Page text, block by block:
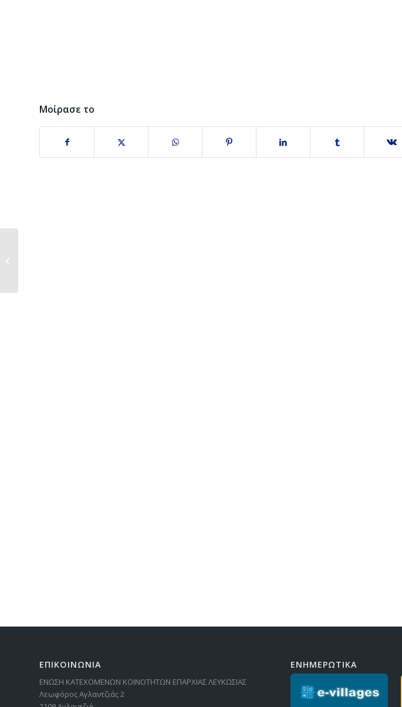
Μοίρασε το
ΕΠΙΚΟΙΝΩΝΙΑ
ΕΝΩΣΗ ΚΑΤΕΧΟΜΕΝΩΝ ΚΟΙΝΟΤΗΤΩΝ ΕΠΑΡΧΙΑΣ ΛΕΥΚΩΣΙΑΣ
Λεωφόρος Αγλαντζιάς 2
ΕΝΗΜΕΡΩΤΙΚΑ